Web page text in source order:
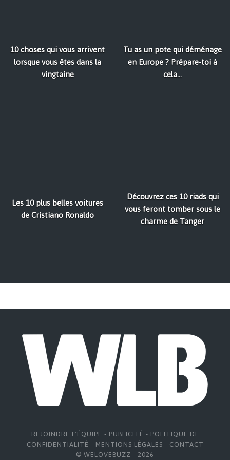
10 choses qui vous arrivent
lorsque vous êtes dans la
vingtaine
Tu as un pote qui déménage
en Europe ? Prépare-toi à
cela...
Les 10 plus belles voitures
de Cristiano Ronaldo
Découvrez ces 10 riads qui
vous feront tomber sous le
charme de Tanger
REJOINDRE L'ÉQUIPE - PUBLICITÉ - POLITIQUE DE
CONFIDENTIALITÉ - MENTIONS LÉGALES - CONTACT
© WELOVEBUZZ - 2026